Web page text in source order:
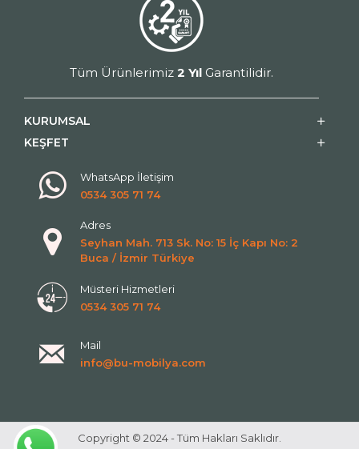
Tüm Ürünlerimiz 2 YılGarantilidir.
KURUMSAL
KEŞFET
WhatsApp İletişim
0534 305 71 74
Adres
Seyhan Mah. 713 Sk. No: 15 İç Kapı No: 2
Buca / İzmir Türkiye
Müsteri Hizmetleri
0534 305 71 74
Mail
info@bu-mobilya.com
Copyright © 2024 - Tüm Hakları Saklıdır.